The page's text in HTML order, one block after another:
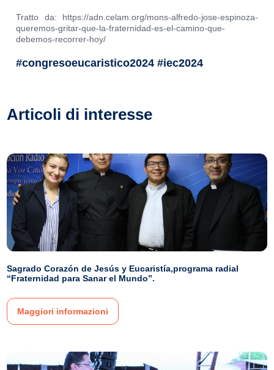
Tratto da: https://adn.celam.org/mons-alfredo-jose-espinoza-
queremos-gritar-que-la-fraternidad-es-el-camino-que-
debemos-recorrer-hoy/
#congresoeucaristico2024 #iec2024
Articoli di interesse
Sagrado Corazón de Jesús y Eucaristía,programa radial
“Fraternidad para Sanar el Mundo”.
Maggiori informazioni